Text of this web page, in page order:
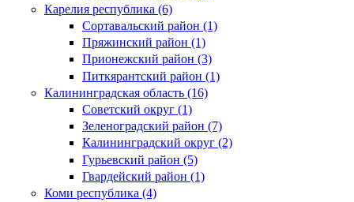
Карелия республика (6)
Сортавальский район (1)
Пряжинский район (1)
Прионежский район (3)
Питкярантский район (1)
Калининградская область (16)
Советский округ (1)
Зеленоградский район (7)
Калининградский округ (2)
Гурьевский район (5)
Гвардейский район (1)
Коми республика (4)